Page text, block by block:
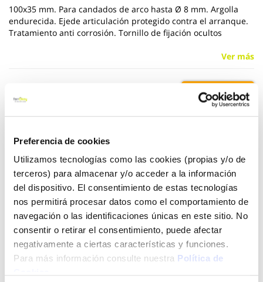
Preferencia de cookies
Utilizamos tecnologías como las cookies (propias y/o de
terceros) para almacenar y/o acceder a la información
del dispositivo. El consentimiento de estas tecnologías
nos permitirá procesar datos como el comportamiento de
navegación o las identificaciones únicas en este sitio. No
consentir o retirar el consentimiento, puede afectar
negativamente a ciertas características y funciones.
Para más información consulte nuestra Política de
100x35 mm. Para candados de arco hasta Ø 8 mm. Argolla
endurecida. Ejede articulación protegido contra el arranque.
Tratamiento anti corrosión. Tornillo de fijación ocultos
Ver más
12,80 €
Click&Collect - Recogida gratis
en nuestras tiendas
Envío a domicilio:
5 días hábiles
+ INFO
de
imágenes